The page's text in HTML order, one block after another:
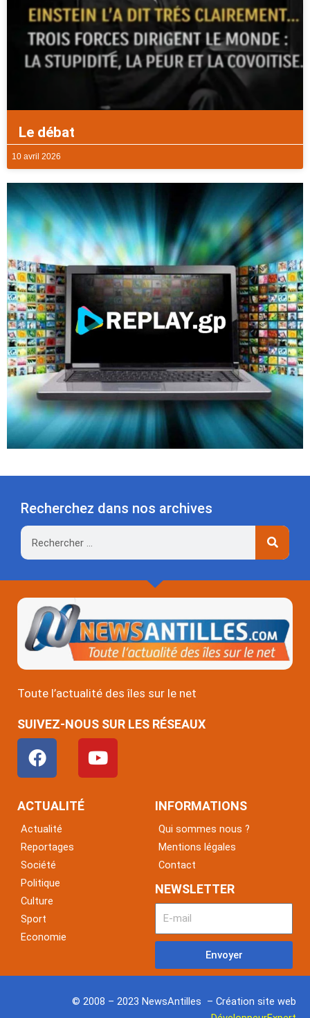
Le débat
10 avril 2026
Recherchez dans nos archives
Rechercher
Toute l’actualité des îles sur le net
SUIVEZ-NOUS SUR LES RÉSEAUX
F
a
c
e
o
o
k
Y
o
u
ACTUALITÉ
Actualité
Reportages
Société
Politique
Culture
Sport
Economie
INFORMATIONS
Qui sommes nous ?
Mentions légales
Contact
NEWSLETTER
Envoyer
© 2008 – 2023 NewsAntilles – Création site web